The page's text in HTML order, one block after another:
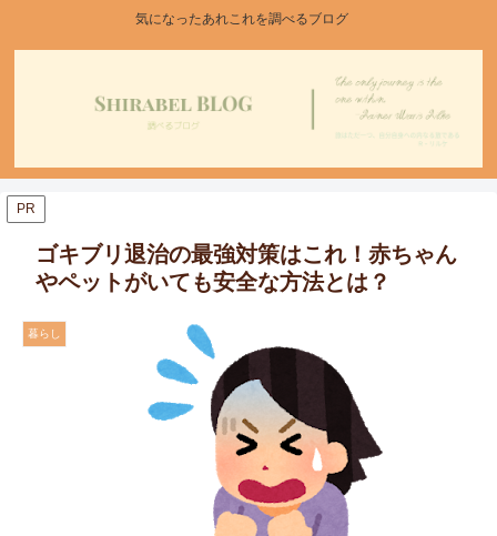
気になったあれこれを調べるブログ
PR
ゴキブリ退治の最強対策はこれ！赤ちゃん
やペットがいても安全な方法とは？
暮らし